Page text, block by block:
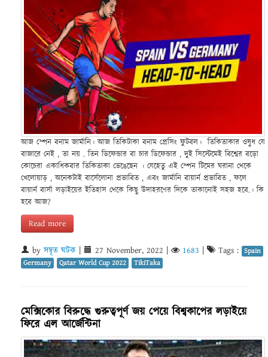
আজ স্পেন বনাম জার্মানি। আজ তিকিটাকা বনাম প্রেসিং ফুটবল। তিকিতাকার ওষুধ যে
বাজারে নেই , তা নয় . তিন ডিফেন্ডার বা চার ডিফেন্ডার , দুই সিস্টেমেই বিশ্বের বড়ো
কোচেরা একাধিকবার তিকিতাকা ভেঙেছেন । যেহেতু এই স্পেন টিমের ঘরানা থেকে
খেলোয়াড় , অনেকটাই বার্সেলোনা প্রভাবিত , এবং জার্মানি বায়ার্ন প্রভাবিত , ফলে
বায়ার্ন বার্সা লড়াইয়ের ইতিহাস থেকে কিছু উদাহরণের দিকে তাকানোই সহজ হবে.। কি
হবে আজ?
Read more
byসম্বৃত ঘটক 27 November, 2022 1683 Tags : Spain
Germany
Qatar World Cup 2022 TikiTaka
মেক্সিকোর বিরুদ্ধে গুরুত্বপূর্ণ জয় পেয়ে বিশ্বকাপের লড়াইয়ে
ফিরে এল আর্জেন্টিনা